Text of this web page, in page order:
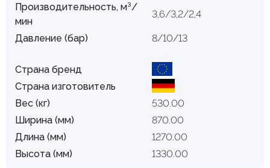
Производительность, м³/
мин
3,6/3,2/2,4
Давление (бар) 8/10/13
Страна бренд
Страна изготовитель
Вес (кг)
530.00
Ширина (мм)
870.00
Длина (мм)
1270.00
Высота (мм)
1330.00